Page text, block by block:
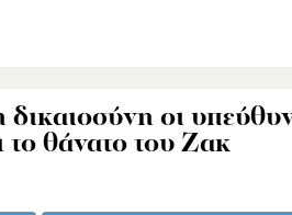
οι
θάνατο του Ζακ